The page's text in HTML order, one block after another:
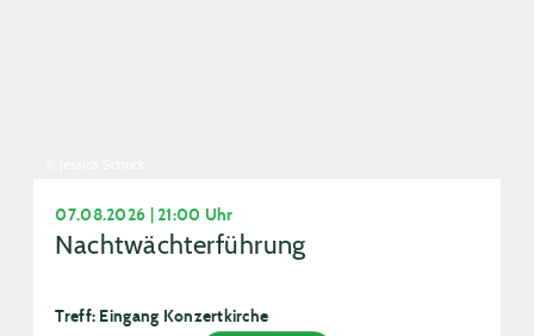
07.08.2026 | 21:00 Uhr
Nachtwächterführung
Treff: Eingang Konzertkirche